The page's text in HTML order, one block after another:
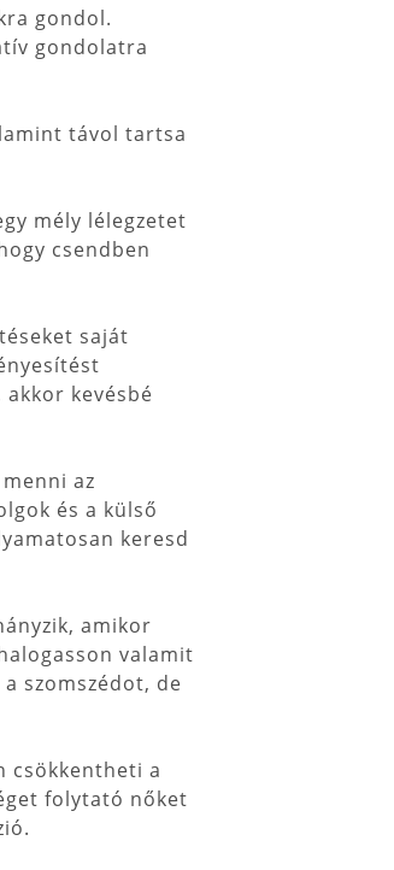
gondol.
gondolatra
távol tartsa
mély lélegzetet
csendben
saját
kevésbé
az
és a külső
keresd
amikor
valamit
szomszédot, de
csökkentheti a
folytató nőket